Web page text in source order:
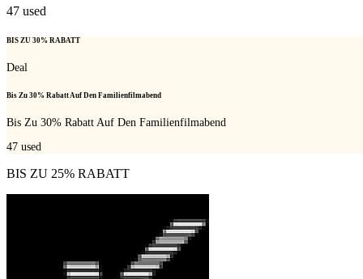
47 used
BIS ZU 30% RABATT
Deal
Bis Zu 30% Rabatt Auf Den Familienfilmabend
Bis Zu 30% Rabatt Auf Den Familienfilmabend
47 used
BIS ZU 25% RABATT